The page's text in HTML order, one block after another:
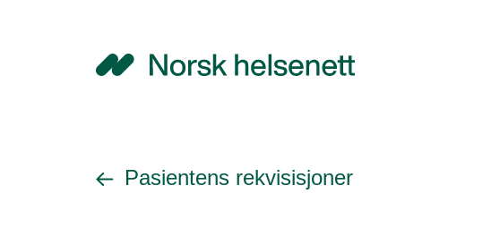
NHN
Gå tilbake til
Pasientens rekvisisjoner